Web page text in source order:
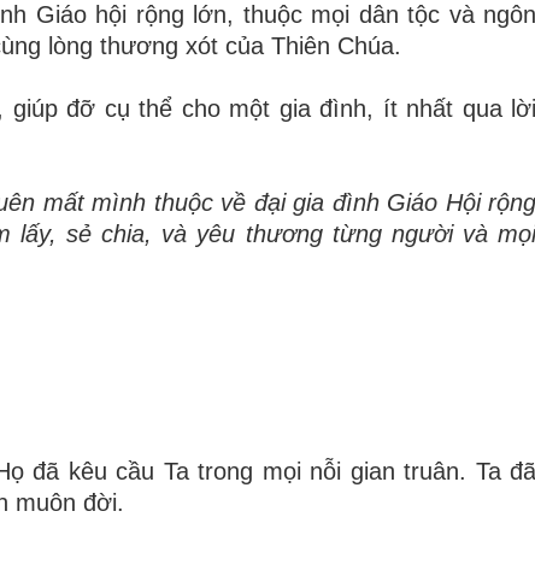
Giáo hội rộng lớn, thuộc mọi dân tộc và ngôn
lòng thương xót của Thiên Chúa.
giúp đỡ cụ thể cho một gia đình, ít nhất qua lời
mất mình thuộc về đại gia đình Giáo Hội rộng
lấy, sẻ chia, và yêu thương từng người và mọi
đã kêu cầu Ta trong mọi nỗi gian truân. Ta đã
muôn đời.